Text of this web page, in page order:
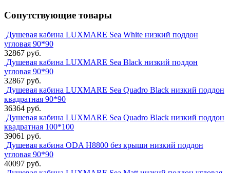
Сопутствующие товары
Душевая кабина LUXMARE Sea White низкий поддон
угловая 90*90
32867 руб.
Душевая кабина LUXMARE Sea Black низкий поддон
угловая 90*90
32867 руб.
Душевая кабина LUXMARE Sea Quadro Black низкий поддон
квадратная 90*90
36364 руб.
Душевая кабина LUXMARE Sea Quadro Black низкий поддон
квадратная 100*100
39061 руб.
Душевая кабина ODA Н8800 без крыши низкий поддон
угловая 90*90
40097 руб.